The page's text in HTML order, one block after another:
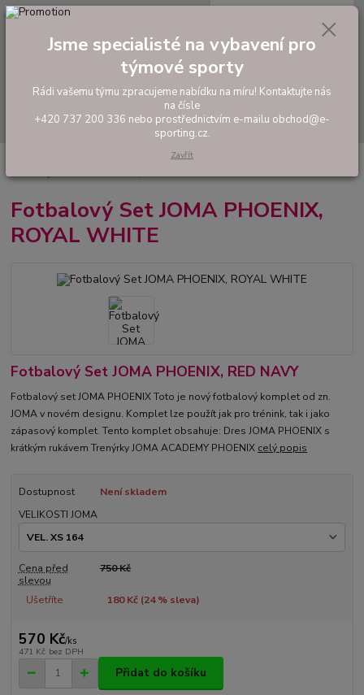
Hledat
tel: +420 737 200 336
0,00 Kč
Tréninkové oblečení
Fotbalový Set JOMA PHOENIX, ROYAL WHITE
Fotbalový Set JOMA PHOENIX,
ROYAL WHITE
Fotbalový Set JOMA PHOENIX, RED NAVY
Fotbalový set JOMA PHOENIX Toto je nový fotbalový komplet od zn.
JOMA v novém designu. Komplet lze použít jak pro trénink, tak i jako
zápasový komplet. Tento komplet obsahuje: Dres JOMA PHOENIX s
krátkým rukávem Trenýrky JOMA ACADEMY PHOENIX celý popis
Dostupnost
Není skladem
VELIKOSTI JOMA
Cena před
slevou
750 Kč
Ušetříte 180 Kč (24% sleva)
570 Kč/ks
471 Kč bez DPH
Přidat do košíku
Jsme specialisté na vybavení pro
týmové sporty
Rádi vašemu týmu zpracujeme nabídku na míru! Kontaktujte nás
na čísle
+420 737 200 336 nebo prostřednictvím e-mailu obchod@e-
sporting.cz.
Zavřít